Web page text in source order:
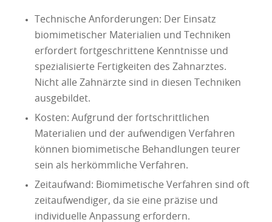
Technische Anforderungen: Der Einsatz
biomimetischer Materialien und Techniken
erfordert fortgeschrittene Kenntnisse und
spezialisierte Fertigkeiten des Zahnarztes.
Nicht alle Zahnärzte sind in diesen Techniken
ausgebildet.
Kosten: Aufgrund der fortschrittlichen
Materialien und der aufwendigen Verfahren
können biomimetische Behandlungen teurer
sein als herkömmliche Verfahren.
Zeitaufwand: Biomimetische Verfahren sind oft
zeitaufwendiger, da sie eine präzise und
individuelle Anpassung erfordern.